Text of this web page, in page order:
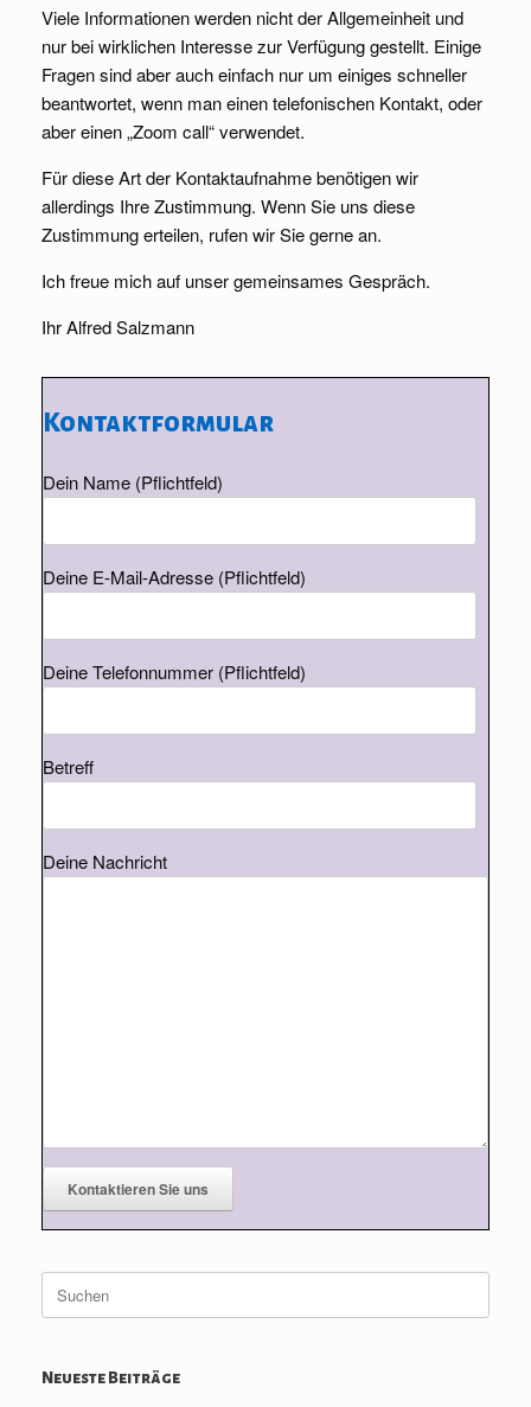
Viele Informationen werden nicht der Allgemeinheit und
nur bei wirklichen Interesse zur Verfügung gestellt. Einige
Fragen sind aber auch einfach nur um einiges schneller
beantwortet, wenn man einen telefonischen Kontakt, oder
aber einen „Zoom call“ verwendet.
Für diese Art der Kontaktaufnahme benötigen wir
allerdings Ihre Zustimmung. Wenn Sie uns diese
Zustimmung erteilen, rufen wir Sie gerne an.
Ich freue mich auf unser gemeinsames Gespräch.
Ihr Alfred Salzmann
Kontaktformular
Dein Name (Pflichtfeld)
Deine E-Mail-Adresse (Pflichtfeld)
Deine Telefonnummer (Pflichtfeld)
Betreff
Deine Nachricht
Suche
nach:
Neueste Beiträge